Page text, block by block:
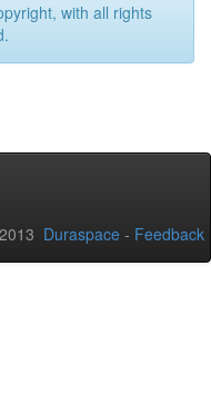
with all rights
Duraspace - Feedback